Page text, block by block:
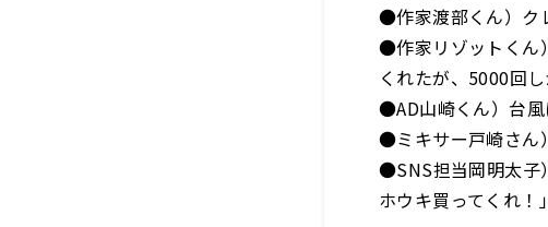
●作家渡部くん）ク
●作家リゾットくん
くれたが、5000回
●AD山崎くん）台風
●ミキサー戸崎さん
●SNS担当岡明太子
ホウキ買ってくれ！